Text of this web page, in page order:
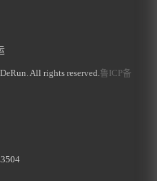
All rights reserved.鲁ICP备